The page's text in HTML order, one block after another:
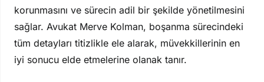
korunmasını ve sürecin adil bir şekilde yönetilmesini
sağlar. Avukat Merve Kolman, boşanma sürecindeki
tüm detayları titizlikle ele alarak, müvekkillerinin en
iyi sonucu elde etmelerine olanak tanır.